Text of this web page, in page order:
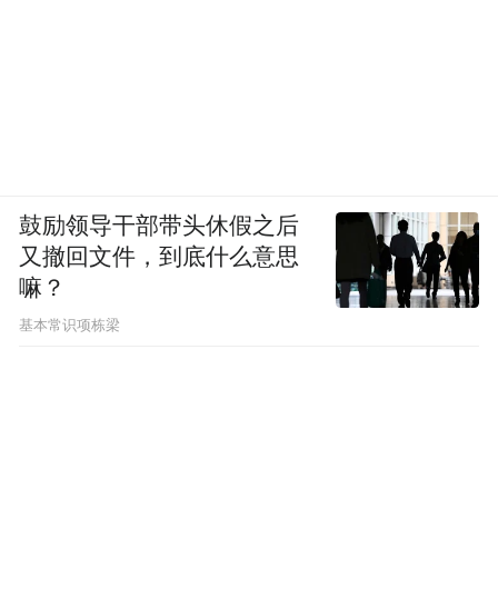
鼓励领导干部带头休假之后
又撤回文件，到底什么意思
嘛？
基本常识项栋梁